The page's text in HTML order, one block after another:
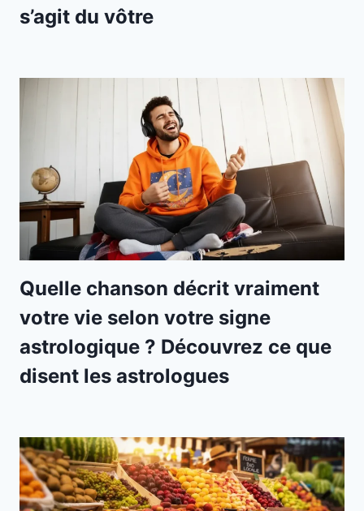
s’agit du vôtre
Quelle chanson décrit vraiment
votre vie selon votre signe
astrologique ? Découvrez ce que
disent les astrologues